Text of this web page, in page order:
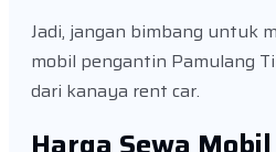
Jadi, jangan bimbang untuk
mobil pengantin Pamulang
dari kanaya rent car.